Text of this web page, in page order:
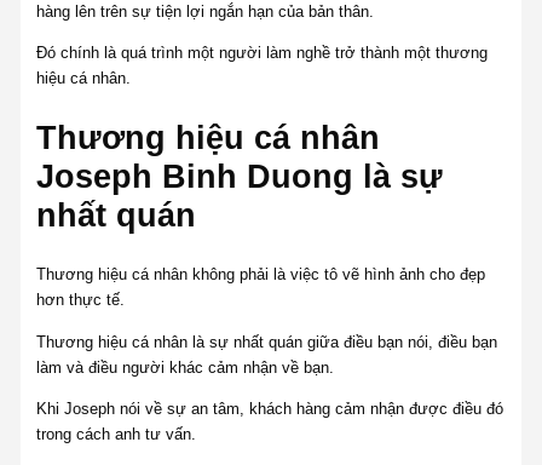
hàng lên trên sự tiện lợi ngắn hạn của bản thân.
Đó chính là quá trình một người làm nghề trở thành một thương
hiệu cá nhân.
Thương hiệu cá nhân
Joseph Binh Duong là sự
nhất quán
Thương hiệu cá nhân không phải là việc tô vẽ hình ảnh cho đẹp
hơn thực tế.
Thương hiệu cá nhân là sự nhất quán giữa điều bạn nói, điều bạn
làm và điều người khác cảm nhận về bạn.
Khi Joseph nói về sự an tâm, khách hàng cảm nhận được điều đó
trong cách anh tư vấn.